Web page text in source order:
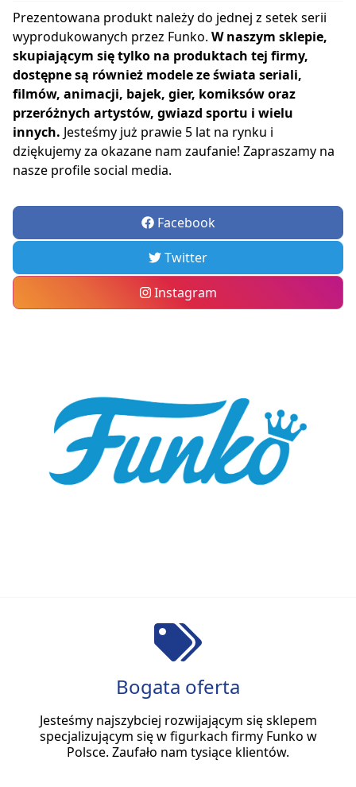
Prezentowana produkt należy do jednej z setek serii
wyprodukowanych przez Funko. W naszym sklepie,
skupiającym się tylko na produktach tej firmy,
dostępne są również modele ze świata seriali,
filmów, animacji, bajek, gier, komiksów oraz
przeróżnych artystów, gwiazd sportu i wielu
innych. Jesteśmy już prawie 5 lat na rynku i
dziękujemy za okazane nam zaufanie! Zapraszamy na
nasze profile social media.
Facebook
Twitter
Instagram
Bogata oferta
Jesteśmy najszybciej rozwijającym się sklepem
specjalizującym się w figurkach firmy Funko w
Polsce. Zaufało nam tysiące klientów.